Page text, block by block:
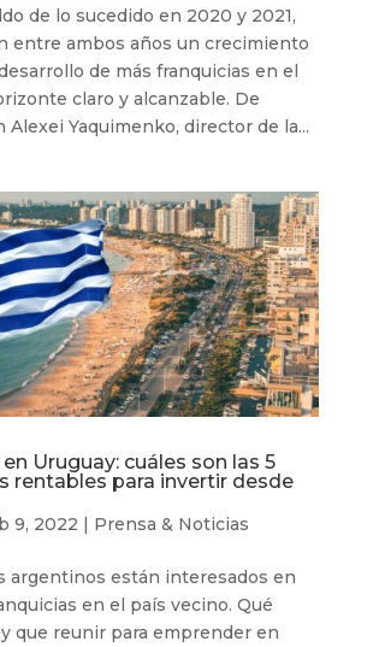
de lo sucedido en 2020 y 2021,
entre ambos años un crecimiento
de más franquicias en el
claro y alcanzable. De
Alexei Yaquimenko, director de la...
Uruguay: cuáles son las 5
rentables para invertir desde
9, 2022 | Prensa & Noticias
argentinos están interesados en
en el país vecino. Qué
que reunir para emprender en